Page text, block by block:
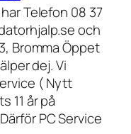
Telefon 08 37
och
Bromma Öppet
dej. Vi
( Nytt
11 år på
PC Service